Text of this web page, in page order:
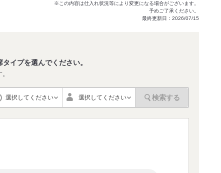
※この内容は仕入れ状況等により変更になる場合がございます。
予めご了承ください。
最終更新日：2026/07/15
イプを選んでください。
選択してください 選択してください 検索する